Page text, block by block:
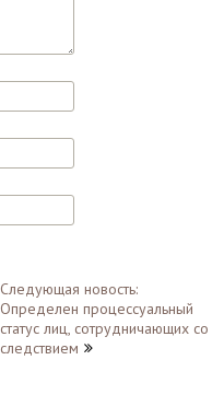
Следующая новость:
Определен процессуальный
статус лиц, сотрудничающих со
следствием